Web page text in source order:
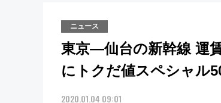
ニュース
東京―仙台の新幹線 運
にトクだ値スペシャル
2020.01.04 09:01